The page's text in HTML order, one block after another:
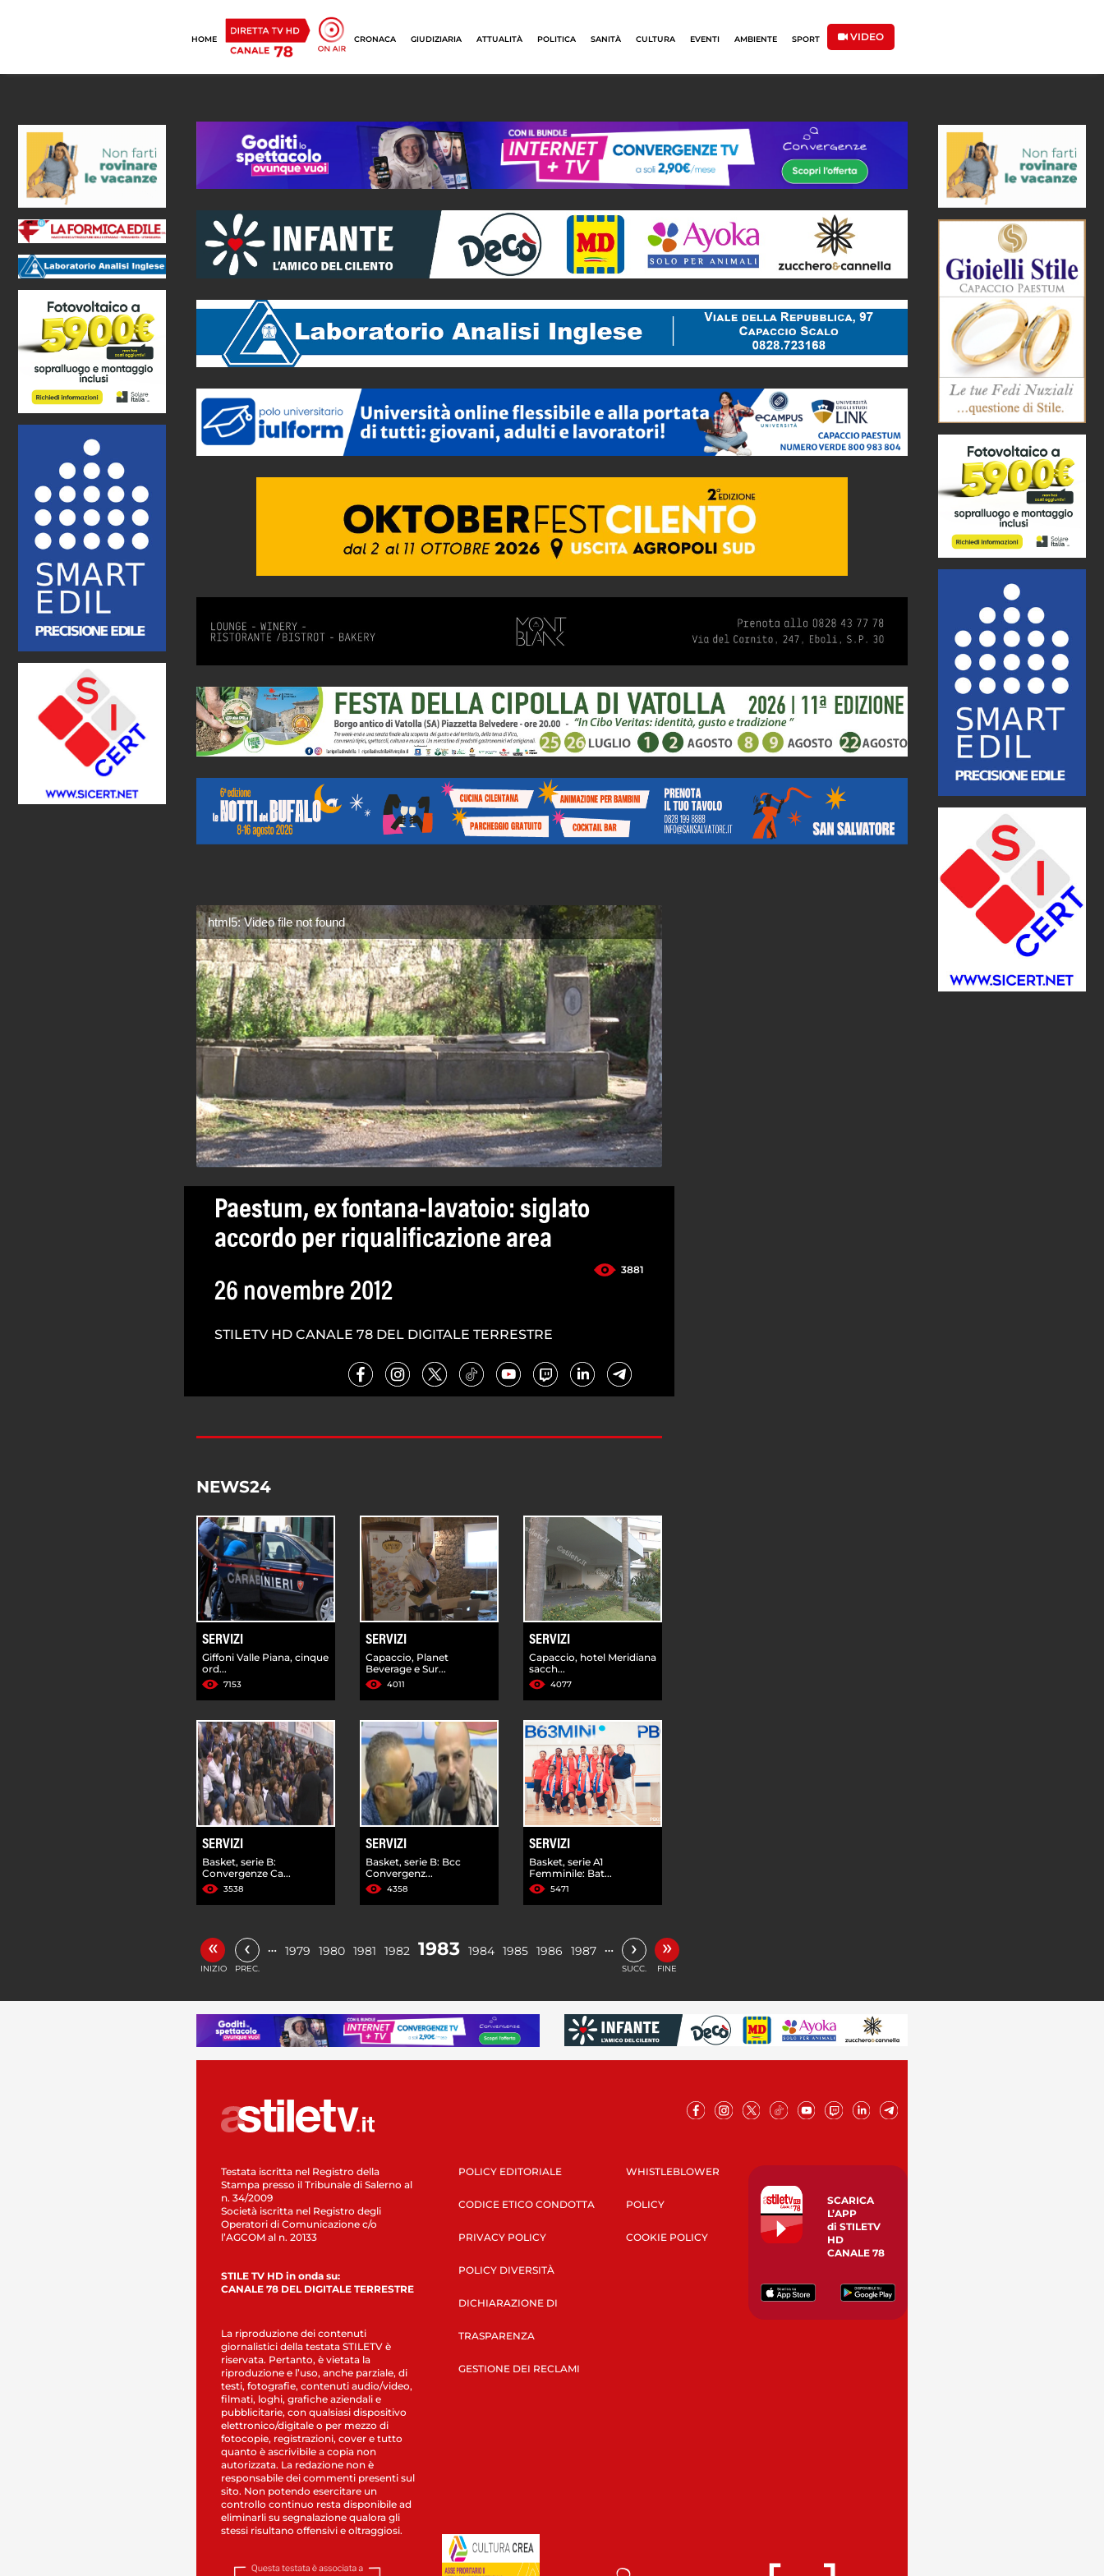
HOME CRONACA GIUDIZIARIA ATTUALITÀ POLITICA SANITÀ CULTURA EVENTI AMBIENTE SPORT VIDEO
html5: Video file not found
Paestum, ex fontana-lavatoio: siglato
accordo per riqualificazione area
3881
26 novembre 2012
STILETV HD CANALE 78 DEL DIGITALE TERRESTRE
NEWS24
SERVIZI
Giffoni Valle Piana, cinque
ord...
7153
SERVIZI
Capaccio, Planet
Beverage e Sur...
4011
SERVIZI
Capaccio, hotel Meridiana
sacch...
4077
SERVIZI
Basket, serie B:
Convergenze Ca...
3538
SERVIZI
Basket, serie B: Bcc
Convergenz...
4358
SERVIZI
Basket, serie A1
Femminile: Bat...
5471
«
INIZIO
‹
PREC.
… 1979 1980 1981 1982 1983 1984 1985 1986 1987 … ›
SUCC.
»
FINE
Testata iscritta nel Registro della
Stampa presso il Tribunale di Salerno al
n. 34/2009
Società iscritta nel Registro degli
Operatori di Comunicazione c/o
l’AGCOM al n. 20133
STILE TV HD in onda su:
CANALE 78 DEL DIGITALE TERRESTRE
La riproduzione dei contenuti
giornalistici della testata STILETV è
riservata. Pertanto, è vietata la
riproduzione e l’uso, anche parziale, di
testi, fotografie, contenuti audio/video,
filmati, loghi, grafiche aziendali e
pubblicitarie, con qualsiasi dispositivo
elettronico/digitale o per mezzo di
fotocopie, registrazioni, cover e tutto
quanto è ascrivibile a copia non
autorizzata. La redazione non è
responsabile dei commenti presenti sul
sito. Non potendo esercitare un
controllo continuo resta disponibile ad
eliminarli su segnalazione qualora gli
stessi risultano offensivi e oltraggiosi.
POLICY EDITORIALE
CODICE ETICO CONDOTTA
PRIVACY POLICY
POLICY DIVERSITÀ
DICHIARAZIONE DI
TRASPARENZA
GESTIONE DEI RECLAMI
WHISTLEBLOWER
POLICY
COOKIE POLICY
SCARICA
L’APP
di STILETV
HD
CANALE 78